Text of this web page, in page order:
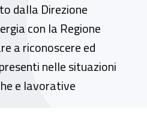
dalla Direzione
con la Regione
a riconoscere ed
nelle situazioni
e lavorative